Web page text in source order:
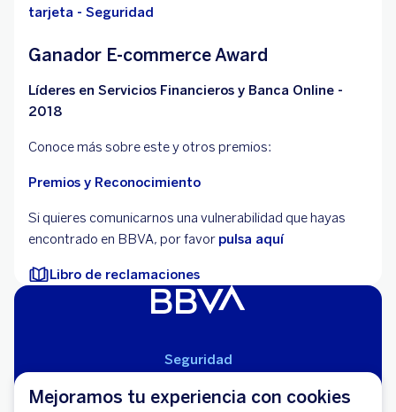
Mejoramos tu experiencia con cookies
tarjeta - Seguridad
Ganador E-commerce Award
Líderes en Servicios Financieros y Banca Online -
2018
Conoce más sobre este y otros premios:
Premios y Reconocimiento
Si quieres comunicarnos una vulnerabilidad que hayas
encontrado en BBVA, por favor pulsa aquí
Libro de reclamaciones
Seguridad
Cláusulas Generales de Contratación